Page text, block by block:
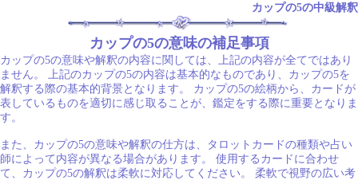
カップの5の中級解釈
カップの5の意味の補足事項
カップの5の意味や解釈の内容に関しては、上記の内容が全てではあり
ません。 上記のカップの5の内容は基本的なものであり、カップの5を
解釈する際の基本的背景となります。 カップの5の絵柄から、カードが
表しているものを適切に感じ取ることが、鑑定をする際に重要となりま
す。
また、カップの5の意味や解釈の仕方は、タロットカードの種類や占い
師によって内容が異なる場合があります。 使用するカードに合わせ
て、カップの5の解釈は柔軟に対応してください。 柔軟で視野の広い考